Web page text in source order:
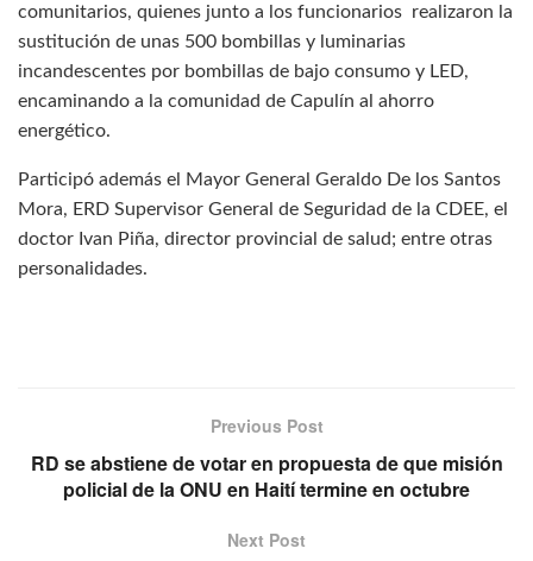
comunitarios, quienes junto a los funcionarios realizaron la
sustitución de unas 500 bombillas y luminarias
incandescentes por bombillas de bajo consumo y LED,
encaminando a la comunidad de Capulín al ahorro
energético.
Participó además el Mayor General Geraldo De los Santos
Mora, ERD Supervisor General de Seguridad de la CDEE, el
doctor Ivan Piña, director provincial de salud; entre otras
personalidades.
Previous Post
RD se abstiene de votar en propuesta de que misión
policial de la ONU en Haití termine en octubre
Next Post